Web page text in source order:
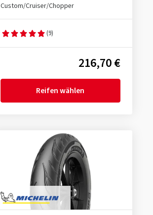
Custom/Cruiser/Chopper
(9)
216,70 €
Reifen wählen